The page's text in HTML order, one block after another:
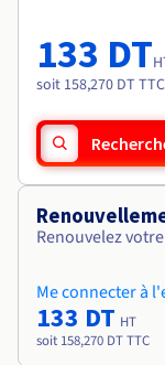
133 DT
soit 158,270 DT
Renouvelez
Me connecter à
133 DT HT
soit 158,270 DT TTC